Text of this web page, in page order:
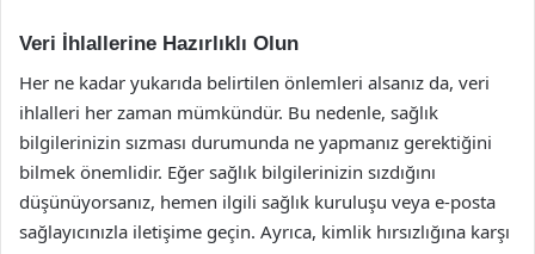
Veri İhlallerine Hazırlıklı Olun
Her ne kadar yukarıda belirtilen önlemleri alsanız da, veri
ihlalleri her zaman mümkündür. Bu nedenle, sağlık
bilgilerinizin sızması durumunda ne yapmanız gerektiğini
bilmek önemlidir. Eğer sağlık bilgilerinizin sızdığını
düşünüyorsanız, hemen ilgili sağlık kuruluşu veya e-posta
sağlayıcınızla iletişime geçin. Ayrıca, kimlik hırsızlığına karşı